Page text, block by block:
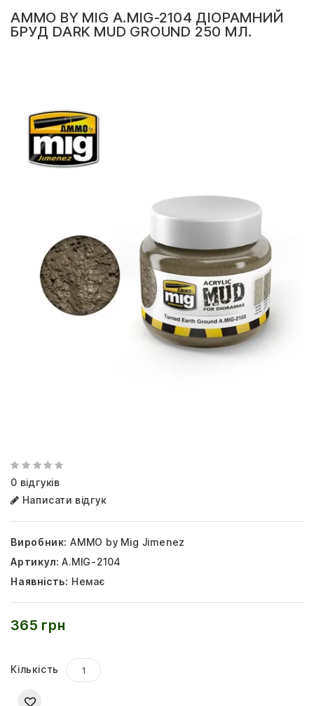
AMMO BY MIG A.MIG-2104 ДІОРАМНИЙ
БРУД DARK MUD GROUND 250 МЛ.
0 відгуків
Написати відгук
Виробник: AMMO by Mig Jimenez
Артикул: A.MIG-2104
Наявність: Немає
365 грн
Кількість